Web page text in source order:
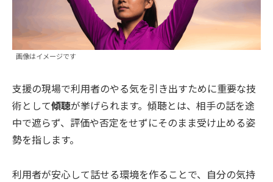
画像はイメージです
支援の現場で利用者のやる気を引き出すために重要な技
術として傾聴が挙げられます。傾聴とは、相手の話を途
中で遮らず、評価や否定をせずにそのまま受け止める姿
勢を指します。
利用者が安心して話せる環境を作ることで、自分の気持